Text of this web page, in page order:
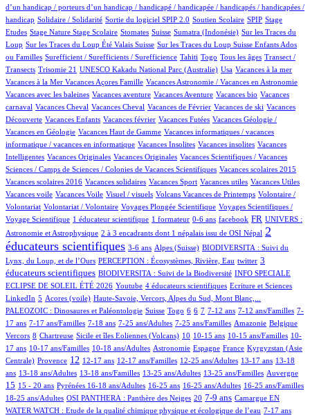
d’un handicap / porteurs d’un handicap / handicapé / handicapée / handicapés / handicapées /
handicap
2/927 Solidaire / Solidarité
3/927 Sortie du logiciel SPIP 2.0
57/927 Soutien Scolaire
3/927 SPIP
1/927
Stage
Etudes
1/927Stage Nature
10/927 Stage Scolaire
1/927 Stomates
177/927 Suisse
5/927 Sumatra (Indonésie)
2/927
Sur les Traces du
Loup
10/927Sur les Traces du Loup Été Valais Suisse
8/927
Sur les Traces du Loup Suisse Enfants Ados
ou Familles
2/927 Surefficient / Surefficients / Surefficience
47/927 Tahiti
7/927 Togo
11/927 Tous les âges
100/927
Transect /
Transects
2/927 Trisomie 21
1/927 UNESCO Kakadu National Parc (Australie)
10/927 Usa
1/927 Vacances à la mer
1/927
Vacances à la Mer
1/927 Vacances Açores Famille
76/927 Vacances Astronomie / Vacances en Astronomie
1/927
Vacances avec les baleines
1/927 Vacances aventure
10/927 Vacances Aventure
1/927 Vacances bio
1/927
Vacances
carnaval
106/927Vacances Cheval
1/927 Vacances Cheval
18/927 Vacances de Février
1/927 Vacances de ski
1/927
Vacances
Découverte
75/927 Vacances Enfants
1/927 Vacances février
2/927 Vacances Futées
19/927
Vacances Géologie /
Vacances en Géologie
1/927 Vacances Haut de Gamme
1/927
Vacances informatiques / vacances
informatique / vacances en informatique
1/927 Vacances Insolites
1/927 Vacances insolites
1/927
Vacances
Intelligentes
2/927 Vacances Originales
1/927 Vacances Originales
11/927
Vacances Scientifiques / Vacances
Sciences / Camps de Sciences / Colonies de Vacances Scientifiques
1/927 Vacances scolaires 2015
2/927
Vacances scolaires 2016
1/927 Vacances solidaires
1/927 Vacances Sport
1/927 Vacances utiles
1/927 Vacances Utiles
1/927
Vacances voile
1/927 Vacances Voile
2/927 Visuel / visuels
11/927 Volcans Vacances de Printemps
1/927
Volontaire /
Volontariat
1/927 Volontariat / Volontaire
73/927 Voyages Plongée Scientifique
10/927
Voyages Scientifiques /
Voyage Scientifique
130/927 1 éducateur scientifique
6/927 1 formateur
2/927 0-6 ans
10/927 facebook
290/927 FR
82/927
UNIVERS :
Astronomie et Astrophysique
8/927 2 à 3 encadrants dont 1 népalais issu de OSI Népal
508/927
2
éducateurs scientifiques
11/927 3-6 ans
148/927 Alpes (Suisse)
37/927
BIODIVERSITA : Suivi du
Lynx, du Loup, et de l’Ours
19/927 PERCEPTION : Écosystèmes, Rivière, Eau
2/927 twitter
288/927
3
éducateurs scientifiques
55/927 BIODIVERSITA : Suivi de la Biodiversité
32/927
INFO SPECIALE
ECLIPSE DE SOLEIL ÉTÉ 2026
2/927 Youtube
33/927 4 éducateurs scientifiques
2/927 Ecriture et Sciences
2/927
LinkedIn
18/927 5
4/927 Acores (voile)
10/927 Haute-Savoie, Vercors, Alpes du Sud, Mont Blanc,...
95/927
PALEOZOIC : Dinosaures et Paléontologie
2/927 Suisse
4/927 Togo
1/927 6
67/927 6
102/927 7
14/927 7-12 ans
98/927 7-12 ans/Familles
5/927
7-
17 ans
24/9277-17 ans/Familles
85/927 7-18 ans
5/927 7-25 ans/Adultes
8/927 7-25 ans/Familles
4/927 Amazonie
1/927 Belgique
1/927
Vercors
78/927
8
1/927 Chartreuse
11/927 Sicile et îles Eoliennes (Volcans)
71/927 10
3/927 10-15 ans
4/927 10-15 ans/Familles
15/927
10-
17 ans
9/92710-17 ans/Familles
5/927 10-18 ans/Adultes
35/927 Astronomie
32/927 Espagne
7/927 France
109/927
Kyrgyzstan (Asie
Centrale)
197/927Provence
336/927 12
16/927 12-17 ans
2/927 12-17 ans/Familles
1/927 12-25 ans/Adultes
86/927 13-17 ans
10/927
13-18
ans
74/92713-18 ans/Adultes
7/927 13-18 ans/Familles
1/927 13-25 ans/Adultes
9/927 13-25 ans/Familles
2/927 Auvergne
222/927
15
26/927
15 - 20 ans
36/927 Pyrénées
118/927 16-18 ans/Adultes
4/927 16-25 ans
3/927 16-25 ans/Adultes
1/927 16-25 ans/Familles
9/927
18-25 ans/Adultes
109/927 OSI PANTHERA : Panthère des Neiges
45/927 20
284/927 7-9 ans
3/927 Camargue
139/927 EN
7/927
WATER WATCH : Etude de la qualité chimique physique et écologique de l’eau
19/927 7-17 ans
38/927